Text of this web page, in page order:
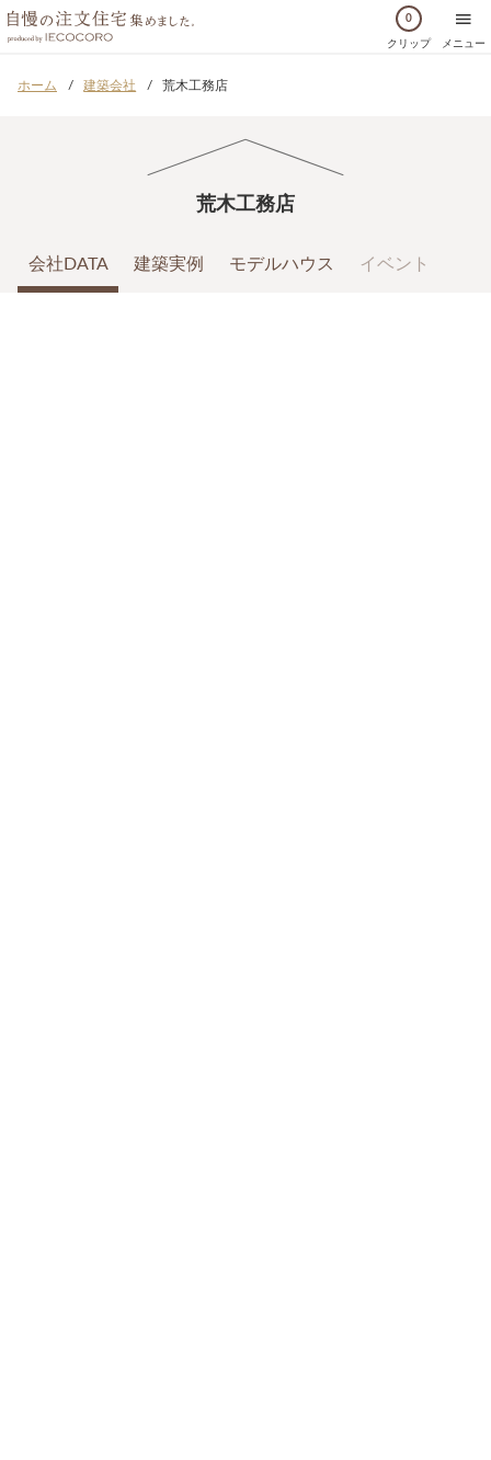
0
クリップ メニュー
ホーム 建築会社 荒木工務店
荒木工務店
会社DATA 建築実例 モデルハウス イベント